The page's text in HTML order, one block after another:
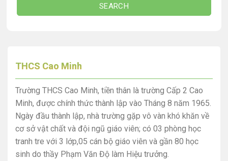
SEARCH
THCS Cao Minh
Trường THCS Cao Minh, tiền thân là trường Cấp 2 Cao
Minh, được chính thức thành lập vào Tháng 8 năm 1965.
Ngày đầu thành lập, nhà trường gặp vô vàn khó khăn về
cơ sở vật chất và đội ngũ giáo viên; có 03 phòng học
tranh tre với 3 lớp,05 cán bộ giáo viên và gần 80 học
sinh do thầy Phạm Văn Độ làm Hiệu trưởng.